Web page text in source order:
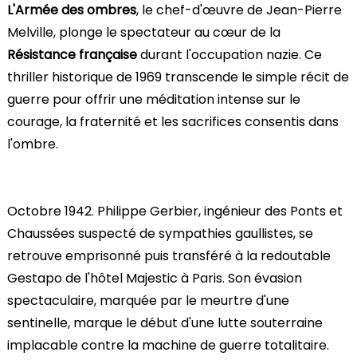
L'Armée des ombres, le chef-d'œuvre de Jean-Pierre
Melville, plonge le spectateur au cœur de la
Résistance françaisedurant l'occupation nazie. Ce
thriller historique de 1969 transcende le simple récit de
guerre pour offrir une méditation intense sur le
courage, la fraternité et les sacrifices consentis dans
l'ombre.
Octobre 1942. Philippe Gerbier, ingénieur des Ponts et
Chaussées suspecté de sympathies gaullistes, se
retrouve emprisonné puis transféré à la redoutable
Gestapo de l'hôtel Majestic à Paris. Son évasion
spectaculaire, marquée par le meurtre d'une
sentinelle, marque le début d'une lutte souterraine
implacable contre la machine de guerre totalitaire.